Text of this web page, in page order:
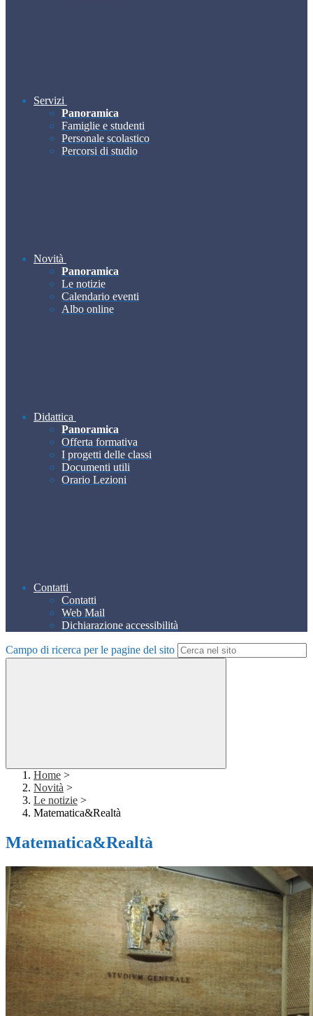
Servizi
Panoramica
Famiglie e studenti
Personale scolastico
Percorsi di studio
Novità
Panoramica
Le notizie
Calendario eventi
Albo online
Didattica
Panoramica
Offerta formativa
I progetti delle classi
Documenti utili
Orario Lezioni
Contatti
Contatti
Web Mail
Dichiarazione accessibilità
Campo di ricerca per le pagine del sito
Home >
Novità >
Le notizie >
Matematica&Realtà
Matematica&Realtà